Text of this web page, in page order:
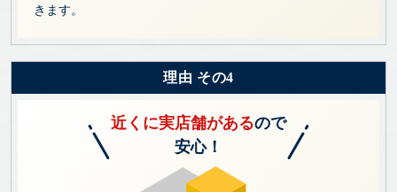
きます。
理由 その4
近くに実店舗があるので
安心！